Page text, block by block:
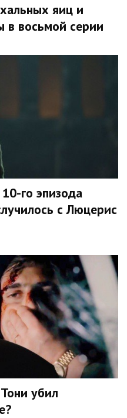
яиц и
в восьмой серии
го эпизода
с Люцерис
убил